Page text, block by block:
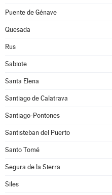
Puente de Génave
Quesada
Rus
Sabiote
Santa Elena
Santiago de Calatrava
Santiago-Pontones
Santisteban del Puerto
Santo Tomé
Segura de la Sierra
Siles